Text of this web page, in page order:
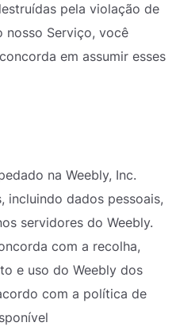
pela violação de
nosso Serviço, você
em assumir esses
na Weebly, Inc.
incluindo dados pessoais,
servidores do Weebly.
com a recolha,
e uso do Weebly dos
com a política de